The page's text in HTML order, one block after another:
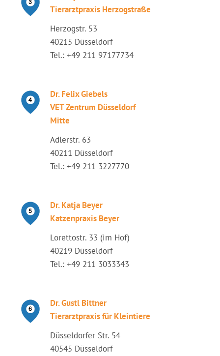
Tierarztpraxis Herzogstraße
Herzogstr. 53
40215 Düsseldorf
Tel.: +49 211 97177734
Dr. Felix Giebels
VET Zentrum Düsseldorf
Mitte
Adlerstr. 63
40211 Düsseldorf
Tel.: +49 211 3227770
Dr. Katja Beyer
Katzenpraxis Beyer
Lorettostr. 33 (im Hof)
40219 Düsseldorf
Tel.: +49 211 3033343
Dr. Gustl Bittner
Tierarztpraxis für Kleintiere
Düsseldorfer Str. 54
40545 Düsseldorf